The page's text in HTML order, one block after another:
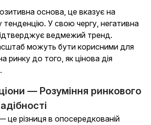
основа, це вказує на
тенденцію. У свою чергу, негативна
ведмежий тренд.
можуть бути корисними для
ринку до того, як цінова дія
— Розуміння ринкового
це різниця в опосередкованій